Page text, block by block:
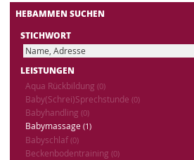
HEBAMMEN SUCHEN
STICHWORT
LEISTUNGEN
Aqua Rückbildung (0)
Baby(Schrei)Sprechstunde (0)
Babyhandling (0)
Babymassage (1)
Babyschlaf (0)
Beckenbodentraining (0)